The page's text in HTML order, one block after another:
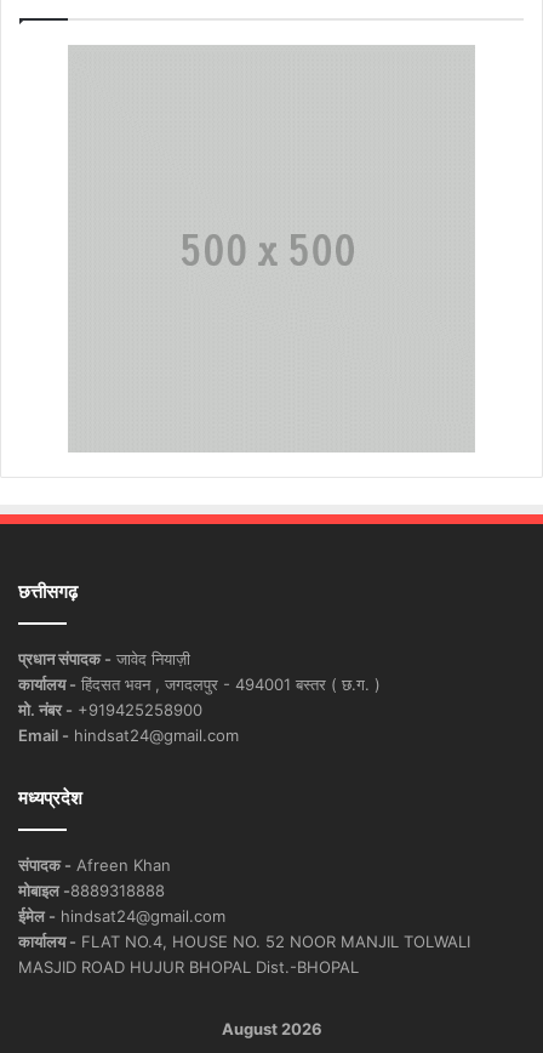
छत्तीसगढ़
प्रधान संपादक - जावेद नियाज़ी
कार्यालय - हिंदसत भवन , जगदलपुर - 494001 बस्तर ( छ.ग. )
मो. नंबर - +919425258900
Email - hindsat24@gmail.com
मध्यप्रदेश
संपादक - Afreen Khan
मोबाइल -8889318888
ईमेल - hindsat24@gmail.com
कार्यालय - FLAT NO.4, HOUSE NO. 52 NOOR MANJIL TOLWALI
MASJID ROAD HUJUR BHOPAL Dist.-BHOPAL
August 2026